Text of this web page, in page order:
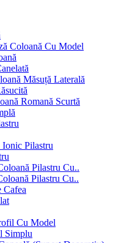
Coloană Cu Model
Măsuță Laterală
Romană Scurtă
Ionic Pilastru
Pilastru Cu..
Pilastru Cu..
Cafea
Cu Model
Simplu